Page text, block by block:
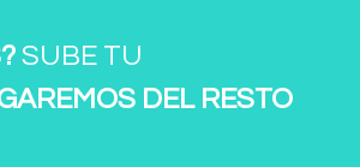
SUBE TU
DEL RESTO